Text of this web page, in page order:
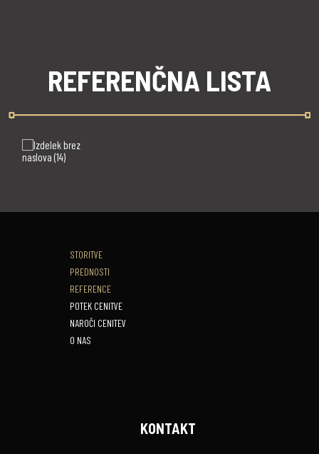
REFERENČNA LISTA
STORITVE
PREDNOSTI
REFERENCE
POTEK CENITVE
NAROČI CENITEV
O NAS
KONTAKT